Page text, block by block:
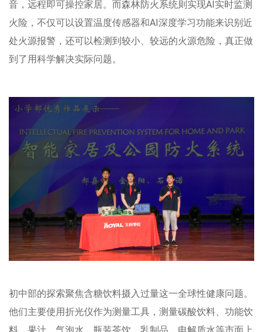
音，远程即可操控家居。而森林防火系统则实现AI实时监测
火险，不仅可以设置温度传感器和AI深度学习功能来识别近
处火源报警，还可以检测到较小、较远的火源危险，真正做
到了用科学解决实际问题。
初中部的探索聚焦含糖饮料摄入过量这一全球性健康问题。
他们主要使用折光仪作为测量工具，测量碳酸饮料、功能饮